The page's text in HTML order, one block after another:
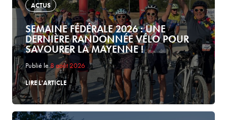
ACTUS
SEMAINE FÉDÉRALE 2026 : UNE
DERNIÈRE RANDONNÉE VÉLO POUR
SAVOURER LA MAYENNE !
Publié le8 août 2026
LIRE L'ARTICLE